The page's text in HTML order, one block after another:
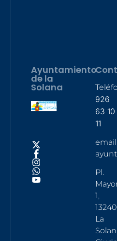
Ayuntamiento
de la
Solana
926
63 10
11
Pl.
1,
13240
La